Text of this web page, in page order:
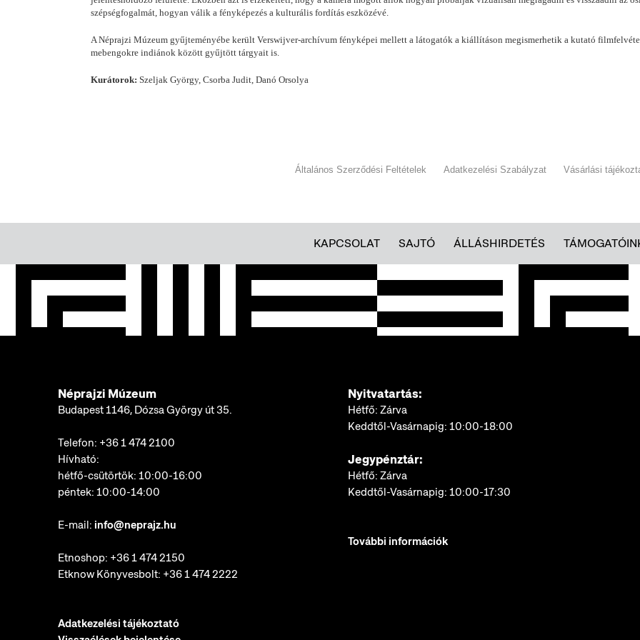
szépségfogalmát, hogyan válik a fényképezés a kulturális fordítás eszközévé.
A Néprajzi Múzeum gyűjteményébe került Verswijver-archívum fényképei mellett a látogatók a kiállításon megismerhetik a kutató
mebengokre indiánok között gyűjtött tárgyait is.
Kurátorok: Szeljak György, Csorba Judit, Danó Orsolya
Általános Szerződési Feltételek Adatkezelési Szabályzat Vásárlási
KAPCSOLAT SAJTÓ ÁLLÁSHIRDETÉS
Néprajzi Múzeum
Budapest 1146, Dózsa György út 35.
Telefon: +36 1 474 2100
Hívható:
hétfő-csütörtök: 10:00-16:00
péntek: 10:00-14:00
E-mail: info@neprajz.hu
Etnoshop: +36 1 474 2150
Etknow Könyvesbolt: +36 1 474 2222
Adatkezelési tájékoztató
Nyitvatartás:
Hétfő: Zárva
Keddtől-Vasárnapig: 10:00-18:00
Jegypénztár:
Hétfő: Zárva
Keddtől-Vasárnapig: 10:00-17:30
További információk